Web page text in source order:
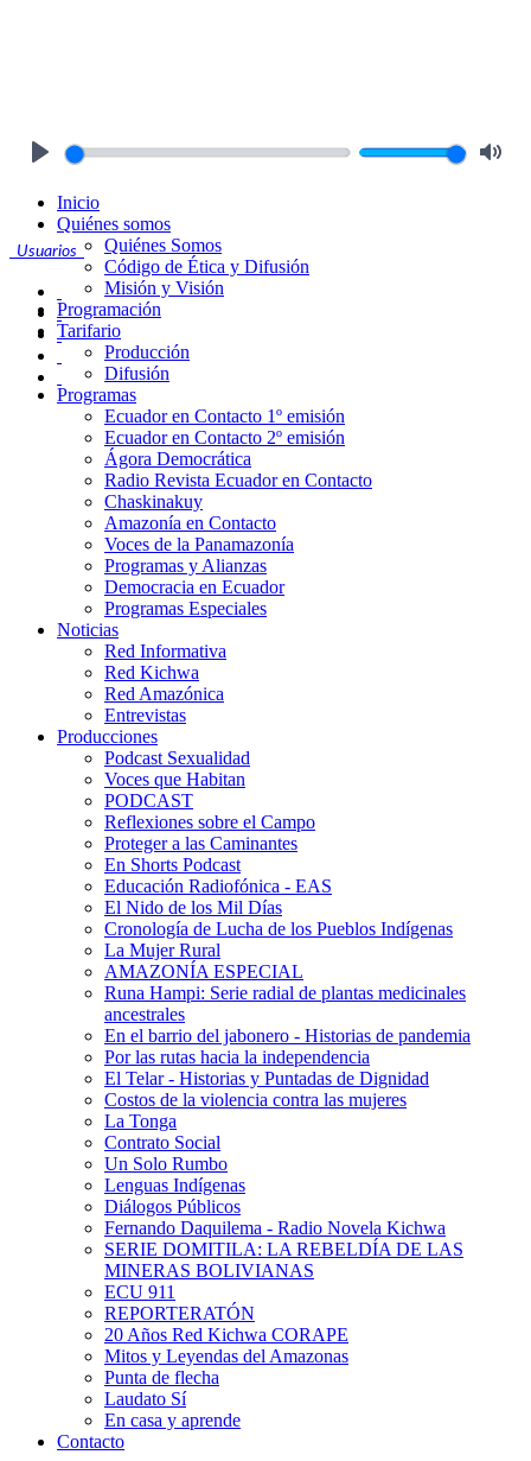
Usuarios
Inicio
Quiénes somos
Quiénes Somos
Código de Ética y Difusión
Misión y Visión
Programación
Tarifario
Producción
Difusión
Programas
Ecuador en Contacto 1º emisión
Ecuador en Contacto 2º emisión
Ágora Democrática
Radio Revista Ecuador en Contacto
Chaskinakuy
Amazonía en Contacto
Voces de la Panamazonía
Programas y Alianzas
Democracia en Ecuador
Programas Especiales
Noticias
Red Informativa
Red Kichwa
Red Amazónica
Entrevistas
Producciones
Podcast Sexualidad
Voces que Habitan
PODCAST
Reflexiones sobre el Campo
Proteger a las Caminantes
En Shorts Podcast
Educación Radiofónica - EAS
El Nido de los Mil Días
Cronología de Lucha de los Pueblos Indígenas
La Mujer Rural
AMAZONÍA ESPECIAL
Runa Hampi: Serie radial de plantas medicinales
ancestrales
En el barrio del jabonero - Historias de pandemia
Por las rutas hacia la independencia
El Telar - Historias y Puntadas de Dignidad
Costos de la violencia contra las mujeres
La Tonga
Contrato Social
Un Solo Rumbo
Lenguas Indígenas
Diálogos Públicos
Fernando Daquilema - Radio Novela Kichwa
SERIE DOMITILA: LA REBELDÍA DE LAS
MINERAS BOLIVIANAS
ECU 911
REPORTERATÓN
20 Años Red Kichwa CORAPE
Mitos y Leyendas del Amazonas
Punta de flecha
Laudato Sí
En casa y aprende
Contacto